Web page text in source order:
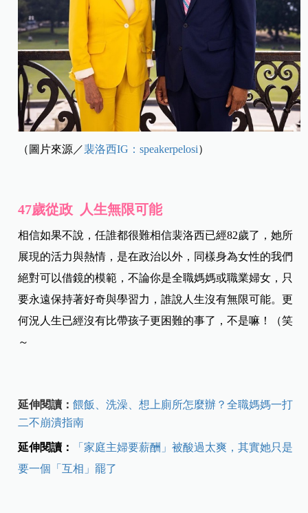
（圖片來源／裴洛西IG：speakerpelosi）
47歲從政 人生無限可能
相信如果不說，任誰都很難相信裴洛西已經82歲了，她所
展現的活力與熱情，是在政治以外，同樣身為女性的我們
絕對可以借鏡的模範，不論你是全職媽媽或職業婦女，只
要永遠保持著好奇與學習力，誰說人生沒有無限可能。更
何況人生已經沒有比帶孩子更困難的事了，不是嘛！（笑
～
延伸閱讀：餵飯、洗澡、想上廁所怎麼辦？全職媽媽一打
二不崩潰指南
延伸閱讀：
「家庭主婦要薪酬」被酸過太爽，其實她只是
要一個「互相」罷了